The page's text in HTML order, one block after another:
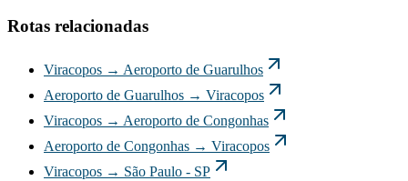
Rotas relacionadas
Viracopos → Aeroporto de Guarulhos
Aeroporto de Guarulhos → Viracopos
Viracopos → Aeroporto de Congonhas
Aeroporto de Congonhas → Viracopos
Viracopos → São Paulo - SP